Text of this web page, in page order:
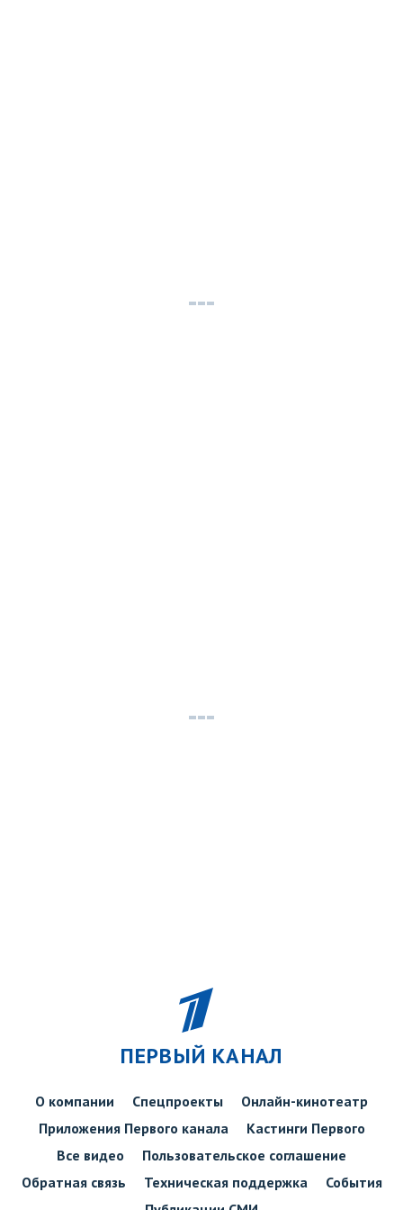
ПЕРВЫЙ КАНАЛ
О компании Спецпроекты
Онлайн-кинотеатр
Приложения Первого канала
Кастинги Первого
Все видео
Пользовательское соглашение
Обратная связь
Техническая поддержка
События